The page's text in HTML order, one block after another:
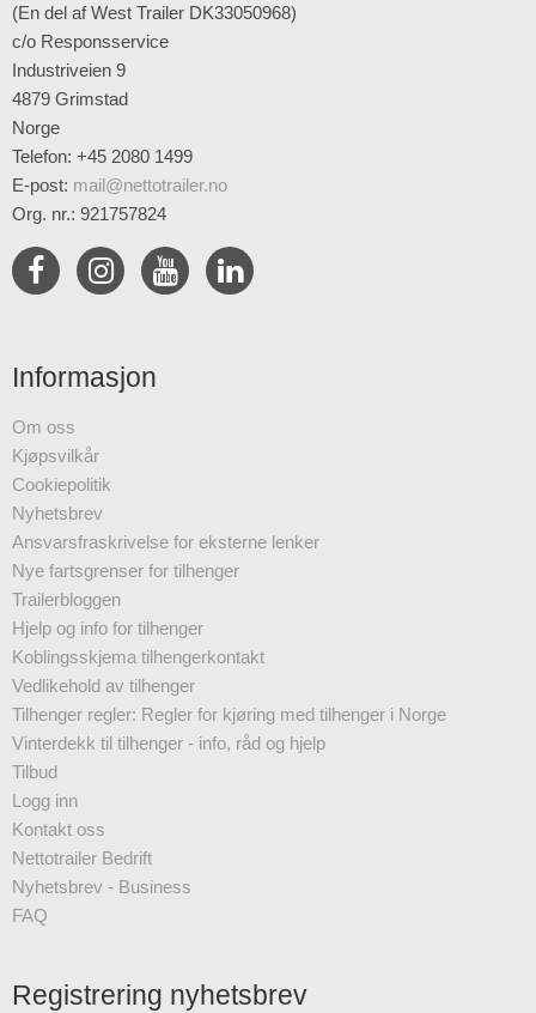
(En del af West Trailer DK33050968)
c/o Responsservice
Industriveien 9
4879 Grimstad
Norge
Telefon: +45 2080 1499
E-post: mail@nettotrailer.no
Org. nr.: 921757824
Informasjon
Om oss
Kjøpsvilkår
Cookiepolitik
Nyhetsbrev
Ansvarsfraskrivelse for eksterne lenker
Nye fartsgrenser for tilhenger
Trailerbloggen
Hjelp og info for tilhenger
Koblingsskjema tilhengerkontakt
Vedlikehold av tilhenger
Tilhenger regler: Regler for kjøring med tilhenger i Norge
Vinterdekk til tilhenger - info, råd og hjelp
Tilbud
Logg inn
Kontakt oss
Nettotrailer Bedrift
Nyhetsbrev - Business
FAQ
Registrering nyhetsbrev